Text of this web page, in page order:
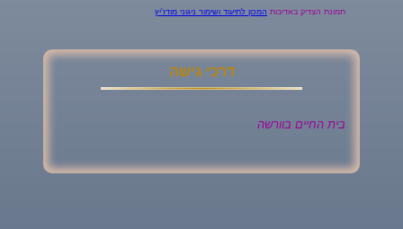
תמונת הצדיק באדיבות המכון לתיעוד ושימור ניגוני מודז'יץ
דרכי גישה
בית החיים בוורשה